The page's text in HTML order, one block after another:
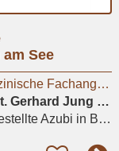
See
Ausbildung 2026 Tiermedizinische Fachangestellte (m/w/d)
Kleintierklinik Dr. med. vet. Gerhard Jung & Dr.med. vet. Ralph Parrisius
Azubi in Baden-Baden